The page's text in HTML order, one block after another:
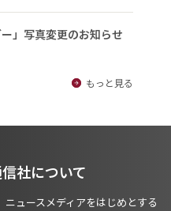
」写真変更のお知らせ
もっと見る
社について
ュースメディアをはじめとする